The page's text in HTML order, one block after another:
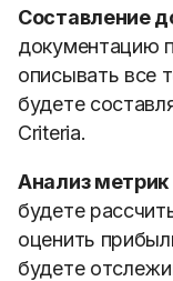
Составление
документацию
описывать все
будете
Criteria.
Анализ метрик
будете
оценить
будете